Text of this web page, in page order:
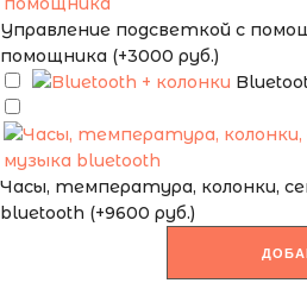
Управление подсветкой с
помощника (+3000 руб.)
Часы, температура, колонки,
bluetooth (+9600 руб.)